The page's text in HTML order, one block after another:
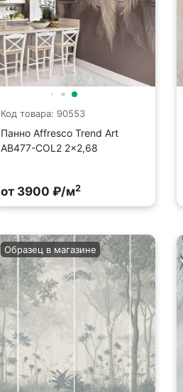
Код товара: 90553
Панно Affresco Trend Art
AB477-COL2 2×2,68
от 3900 ₽/м2
Образец в магазине